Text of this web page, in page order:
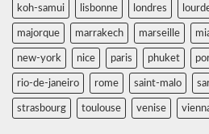
koh-samui lisbonne londres
majorque marrakech marseille
new-york nice paris phuket
rio-de-janeiro rome saint-malo
strasbourg toulouse venise